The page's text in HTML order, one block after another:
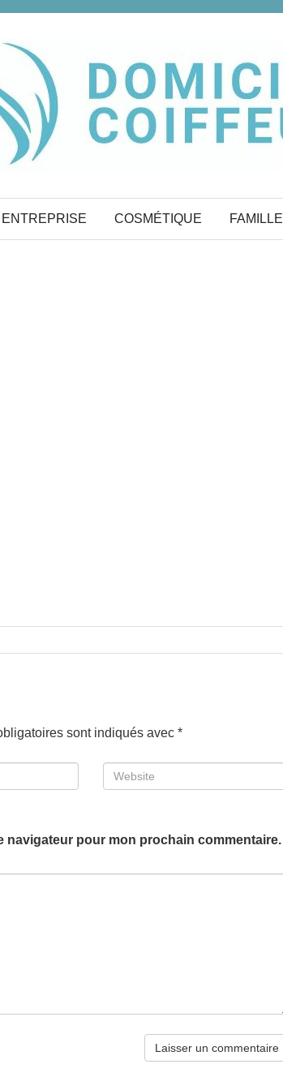
ENTREPRISE COSMÉTIQUE FAMILLE
sont indiqués avec *
Website
navigateur pour mon prochain commentaire.